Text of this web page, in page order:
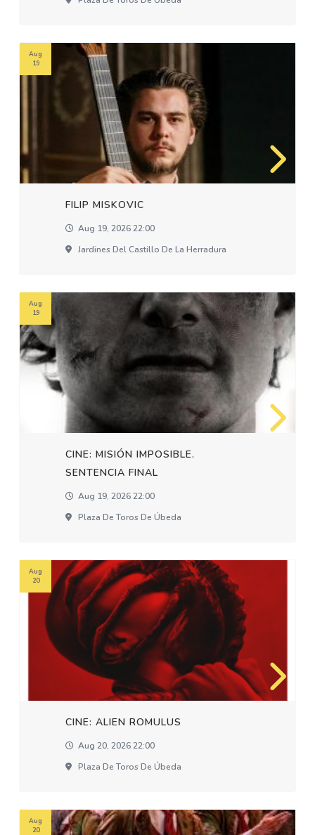
FILIP MISKOVIC
Aug 19, 2026 22:00
Jardines Del Castillo De La Herradura
Aug
19
CINE: MISIÓN IMPOSIBLE.
SENTENCIA FINAL
Aug 19, 2026 22:00
Plaza De Toros De Úbeda
Aug
19
CINE: ALIEN ROMULUS
Aug 20, 2026 22:00
Plaza De Toros De Úbeda
Aug
20
Aug
20